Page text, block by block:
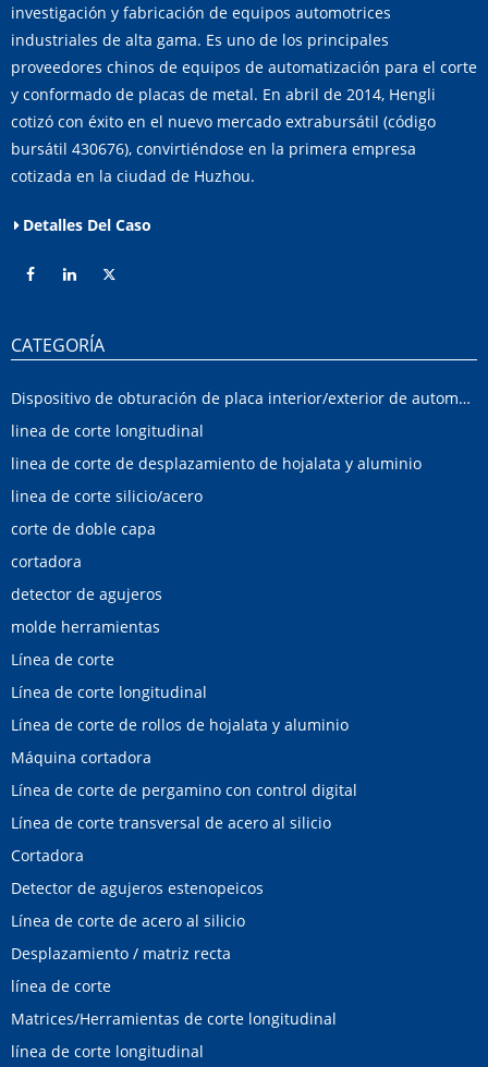
investigación y fabricación de equipos automotrices
industriales de alta gama. Es uno de los principales
proveedores chinos de equipos de automatización para el corte
y conformado de placas de metal. En abril de 2014, Hengli
cotizó con éxito en el nuevo mercado extrabursátil (código
bursátil 430676), convirtiéndose en la primera empresa
cotizada en la ciudad de Huzhou.
Detalles Del Caso
CATEGORÍA
Dispositivo de obturación de placa interior/exterior de automóvil
linea de corte longitudinal
linea de corte de desplazamiento de hojalata y aluminio
linea de corte silicio/acero
corte de doble capa
cortadora
detector de agujeros
molde herramientas
Línea de corte
Línea de corte longitudinal
Línea de corte de rollos de hojalata y aluminio
Máquina cortadora
Línea de corte de pergamino con control digital
Línea de corte transversal de acero al silicio
Cortadora
Detector de agujeros estenopeicos
Línea de corte de acero al silicio
Desplazamiento / matriz recta
línea de corte
Matrices/Herramientas de corte longitudinal
línea de corte longitudinal